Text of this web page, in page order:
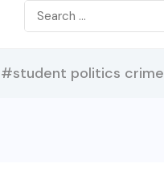
#student politics crime